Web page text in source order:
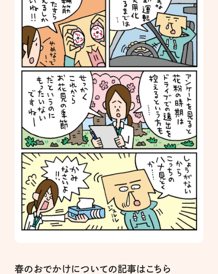
春のおでかけについての記事はこちら